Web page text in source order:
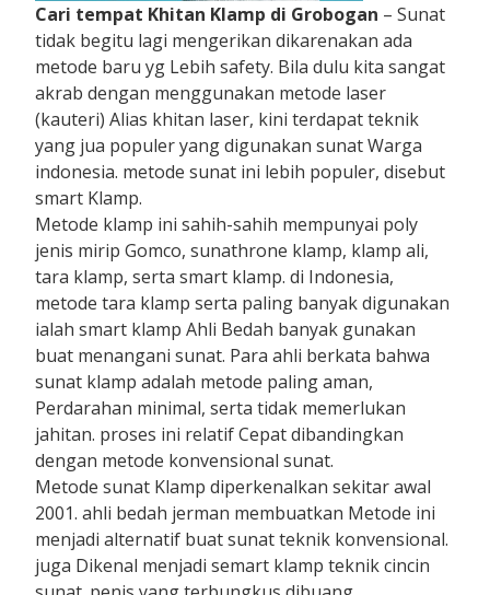
Cari tempat Khitan Klamp di Grobogan – Sunat
tidak begitu lagi mengerikan dikarenakan ada
metode baru yg Lebih safety. Bila dulu kita sangat
akrab dengan menggunakan metode laser
(kauteri) Alias khitan laser, kini terdapat teknik
yang jua populer yang digunakan sunat Warga
indonesia. metode sunat ini lebih populer, disebut
smart Klamp.
Metode klamp ini sahih-sahih mempunyai poly
jenis mirip Gomco, sunathrone klamp, klamp ali,
tara klamp, serta smart klamp. di Indonesia,
metode tara klamp serta paling banyak digunakan
ialah smart klamp Ahli Bedah banyak gunakan
buat menangani sunat. Para ahli berkata bahwa
sunat klamp adalah metode paling aman,
Perdarahan minimal, serta tidak memerlukan
jahitan. proses ini relatif Cepat dibandingkan
dengan metode konvensional sunat.
Metode sunat Klamp diperkenalkan sekitar awal
2001. ahli bedah jerman membuatkan Metode ini
menjadi alternatif buat sunat teknik konvensional.
juga Dikenal menjadi semart klamp teknik cincin